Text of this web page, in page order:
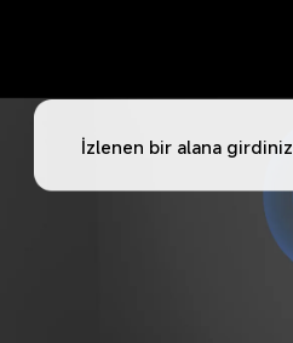
İzlenen bir alana girdiniz